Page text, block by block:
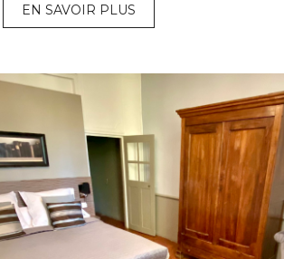
EN SAVOIR PLUS